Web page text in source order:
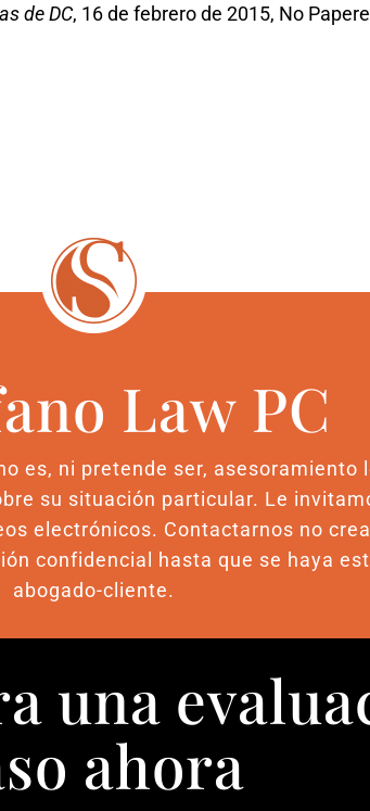
de DC, 16 de febrero de 2015, No
Law PC
es, ni pretende ser, asesoramiento
su situación particular. Le
electrónicos. Contactarnos no
confidencial hasta que se haya
abogado-cliente.
una
ahora